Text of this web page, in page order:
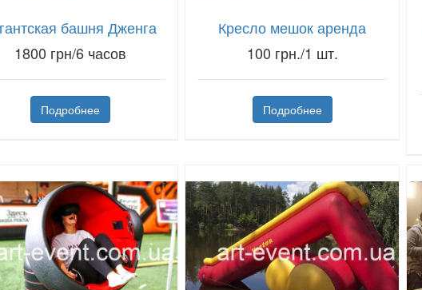
башня Дженга
1800 грн/6 часов
Подробнее
Кресло мешок аренда
100 грн./1 шт.
Подробнее